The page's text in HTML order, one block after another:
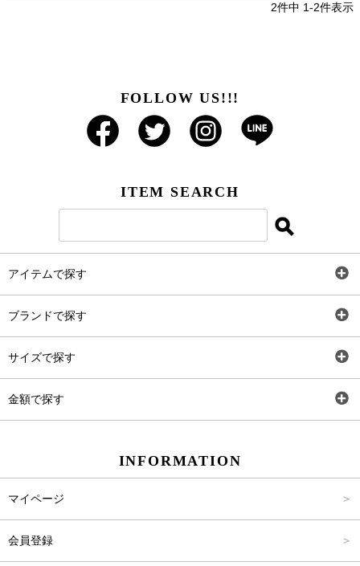
2件中 1-2件表示
FOLLOW US!!!
ITEM SEARCH
アイテムで探す
ブランドで探す
サイズで探す
金額で探す
INFORMATION
マイページ
会員登録